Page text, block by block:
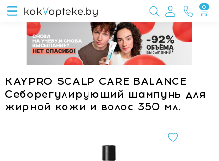
0
KAYPRO SCALP CARE BALANCE
Себорегулирующий шампунь для
жирной кожи и волос 350 мл.